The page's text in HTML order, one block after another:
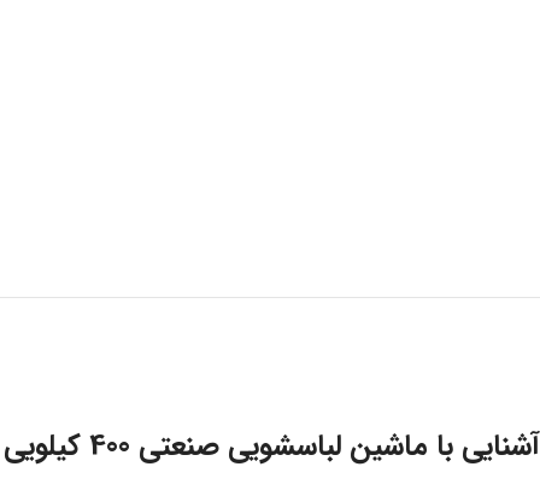
آشنایی با ماشین لباسشویی صنعتی 400 کیلویی